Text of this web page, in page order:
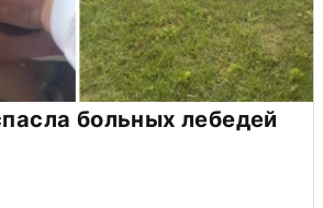
больных лебедей